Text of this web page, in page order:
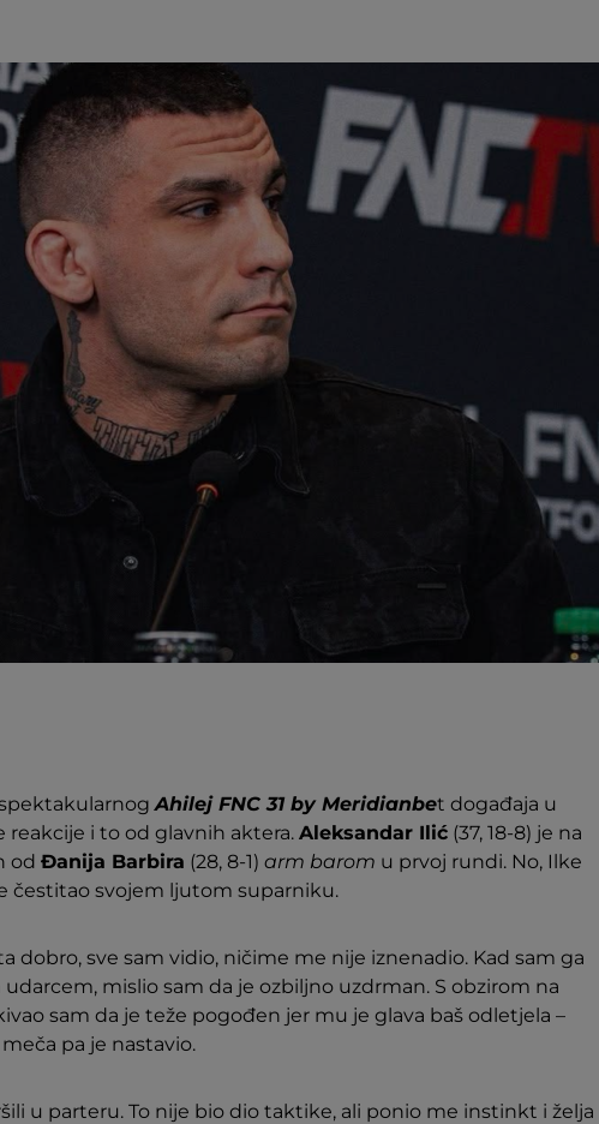
Ahilej FNC 31 by Meridianbet događaja u
reakcije i to od glavnih aktera. Aleksandar Ilić (37, 18-8) je na
od Đanija Barbira (28, 8-1) arm barom u prvoj rundi. No, Ilke
čestitao svojem ljutom suparniku.
dobro, sve sam vidio, ničime me nije iznenadio. Kad sam ga
mislio sam da je ozbiljno uzdrman. S obzirom na
sam da je teže pogođen jer mu je glava baš odletjela –
pa je nastavio.
u parteru. To nije bio dio taktike, ali ponio me instinkt i želja